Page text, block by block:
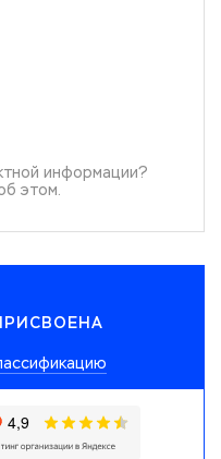
информации?
этом.